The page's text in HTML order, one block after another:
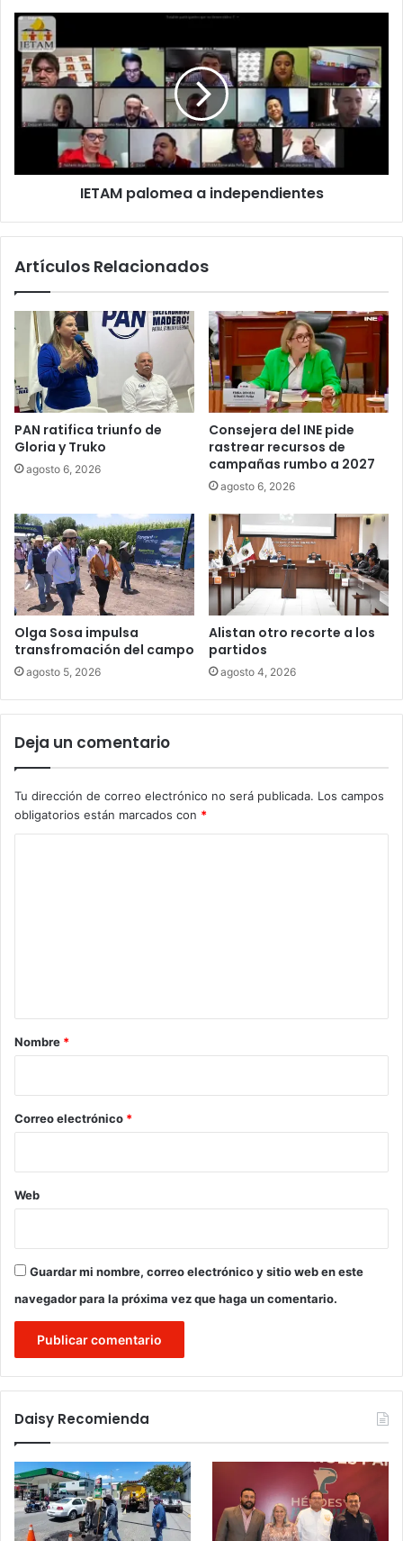
IETAM palomea a independientes
Artículos Relacionados
PAN ratifica triunfo de
Gloria y Truko
agosto 6, 2026
Consejera del INE pide
rastrear recursos de
campañas rumbo a 2027
agosto 6, 2026
Olga Sosa impulsa
transfromación del campo
agosto 5, 2026
Alistan otro recorte a los
partidos
agosto 4, 2026
Deja un comentario
Tu dirección de correo electrónico no será publicada. Los campos
obligatorios están marcados con *
r
*
Nombre *
Correo electrónico *
Web
Guardar mi nombre, correo electrónico y sitio web en este
navegador para la próxima vez que haga un comentario.
Daisy Recomienda